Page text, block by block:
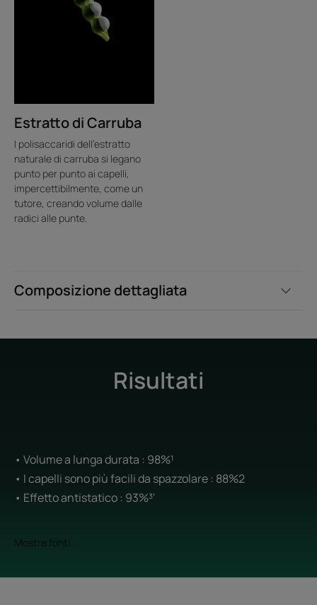
Composizione dettagliata
Estratto di Carruba
I polisaccaridi dell'estratto
naturale di carruba si legano
punto per punto ai capelli,
impercettibilmente, come un
tutore, creando volume dalle
radici alle punte.
Risultati
• Volume a lunga durata : 98%¹
• I capelli sono più facili da spazzolare : 88%2
• Effetto antistatico : 93%³'
Mostra fonti